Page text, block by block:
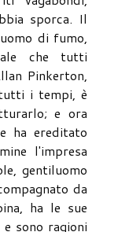
sporca. Il
di fumo,
che tutti
Pinkerton,
i tempi, è
e ora
ha ereditato
l'impresa
gentiluomo
da
ha le sue
sono ragioni